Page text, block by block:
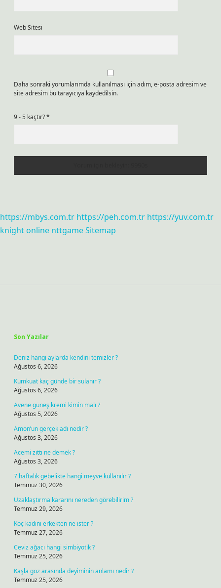
Web Sitesi
Daha sonraki yorumlarımda kullanılması için adım, e-posta adresim ve
site adresim bu tarayıcıya kaydedilsin.
9 - 5 kaçtır?*
https://mbys.com.tr https://peh.com.tr https://yuv.com.tr
knight online nttgameSitemap
Son Yazılar
Deniz hangi aylarda kendini temizler ?
Ağustos 6, 2026
Kumkuat kaç günde bir sulanır ?
Ağustos 6, 2026
Avene güneş kremi kimin malı ?
Ağustos 5, 2026
Amon’un gerçek adı nedir ?
Ağustos 3, 2026
Acemi zıttı ne demek ?
Ağustos 3, 2026
7 haftalık gebelikte hangi meyve kullanılır ?
Temmuz 30, 2026
Uzaklaştırma kararını nereden görebilirim ?
Temmuz 29, 2026
Koç kadını erkekten ne ister ?
Temmuz 27, 2026
Ceviz ağacı hangi simbiyotik ?
Temmuz 25, 2026
Kaşla göz arasında deyiminin anlamı nedir ?
Temmuz 25, 2026